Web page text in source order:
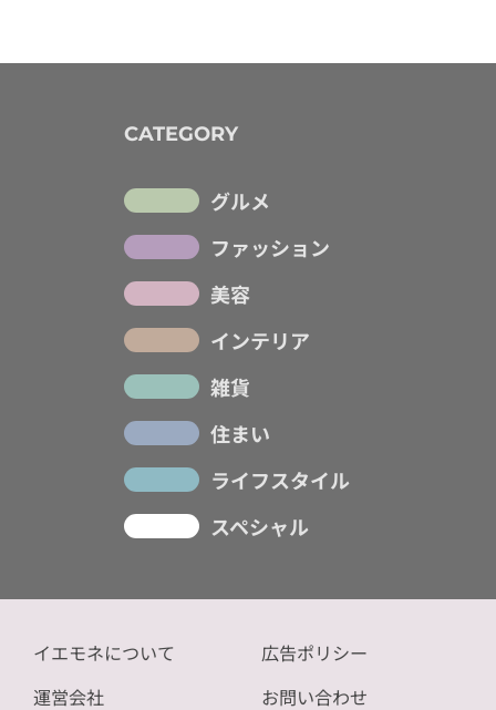
CATEGORY
グルメ
ファッション
美容
インテリア
雑貨
住まい
ライフスタイル
スペシャル
イエモネについて
運営会社
広告ポリシー
お問い合わせ